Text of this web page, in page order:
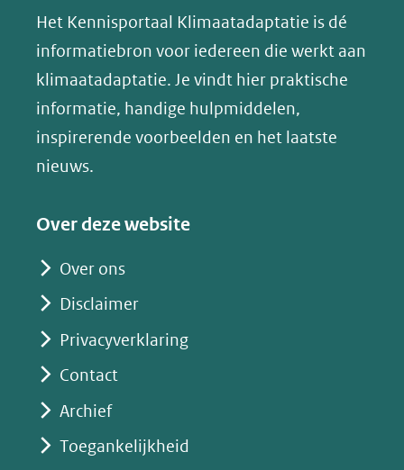
nieuw
(verwijst
naar
een
(verwijst
naar
een
in
(verwijst
naar
een
p
B
e
s
naar
een
andere
website)
Het Kennisportaal Klimaatadaptatie is dé
informatiebron voor iedereen die werkt aan
klimaatadaptatie. Je vindt hier praktische
informatie, handige hulpmiddelen,
inspirerende voorbeelden en het laatste
nieuws.
Over deze website
Over ons
Disclaimer
Privacyverklaring
Contact
Archief
Toegankelijkheid